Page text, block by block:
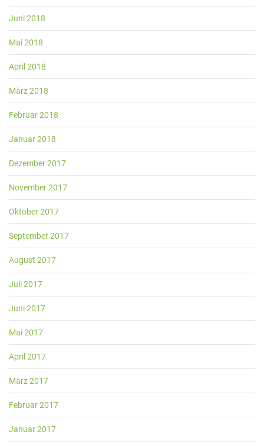
Juni 2018
Mai 2018
April 2018
März 2018
Februar 2018
Januar 2018
Dezember 2017
November 2017
Oktober 2017
September 2017
August 2017
Juli 2017
Juni 2017
Mai 2017
April 2017
März 2017
Februar 2017
Januar 2017